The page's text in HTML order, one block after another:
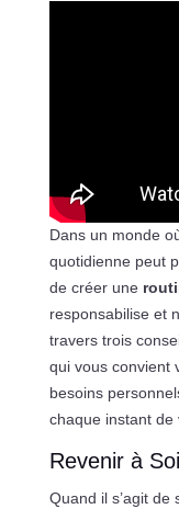
Dans un monde
quotidienne peut
de créer une
responsabilise et
travers trois
qui vous convient
besoins
chaque instant de
Revenir à
Quand il s’agit